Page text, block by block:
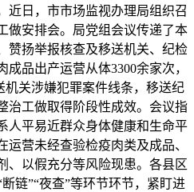
近日，市市场监视办理局组织召
做安排会。局党组会议传递了本
赞扬举报核查及移送机关、纪检
品出产运营从体3300余家次，
机关涉嫌犯罪案件线条，移送纪
治工做取得阶段性成效。会议指
人平易近群众身体健康和生命平
营未经查验检疫肉类及成品、
、以假充分等风险现患。各县区
链”“夜查”等环节环节，紧盯进